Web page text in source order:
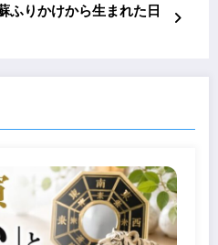
ふりかけから生まれた日